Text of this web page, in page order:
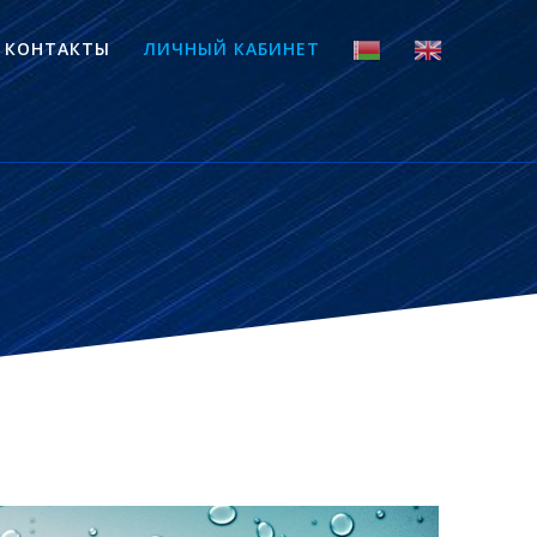
КОНТАКТЫ ЛИЧНЫЙ КАБИНЕТ